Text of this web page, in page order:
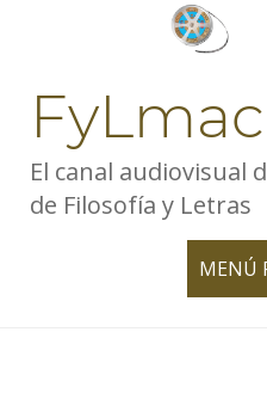
El canal audiovisual
de Filosofía y Letras
MENÚ